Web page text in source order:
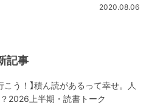
2020.08.06
記事
こう！】積ん読があるって幸せ。人
2026上半期・読書トーク